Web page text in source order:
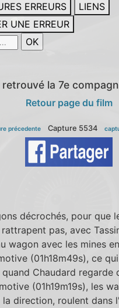
ERREURS
LIENS
UNE ERREUR
retrouvé la 7e
Retour page du film
précedente Capture 5534
décrochés, pour que
rattrapent pas, avec
wagon avec les mines
(01h18m49s), ce
quand Chaudard regarde
(01h19m19s), les
la direction, roulent dans